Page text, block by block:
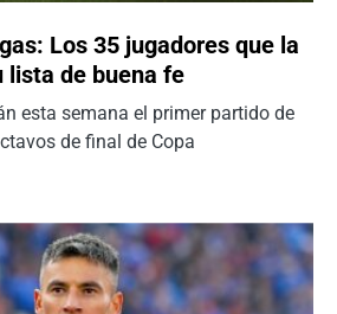
Los 35 jugadores que la
lista de buena fe
esta semana el primer partido de
de final de Copa